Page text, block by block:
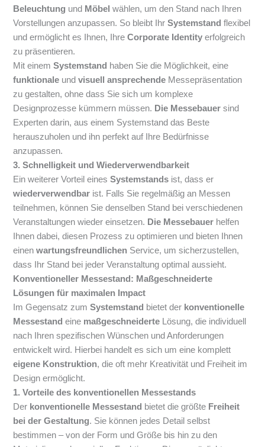
Beleuchtung und Möbel wählen, um den Stand nach Ihren
Vorstellungen anzupassen. So bleibt IhrSystemstand flexibel
und ermöglicht es Ihnen, IhreCorporate Identity erfolgreich
zu präsentieren.
Mit einemSystemstand haben Sie die Möglichkeit, eine
funktionale undvisuell ansprechende Messepräsentation
zu gestalten, ohne dass Sie sich um komplexe
Designprozesse kümmern müssen. Die Messebauer sind
Experten darin, aus einem Systemstand das Beste
herauszuholen und ihn perfekt auf Ihre Bedürfnisse
anzupassen.
3. Schnelligkeit und Wiederverwendbarkeit
Ein weiterer Vorteil einesSystemstands ist, dass er
wiederverwendbar ist. Falls Sie regelmäßig an Messen
teilnehmen, können Sie denselben Stand bei verschiedenen
Veranstaltungen wieder einsetzen. Die Messebauer helfen
Ihnen dabei, diesen Prozess zu optimieren und bieten Ihnen
einenwartungsfreundlichen Service, um sicherzustellen,
dass Ihr Stand bei jeder Veranstaltung optimal aussieht.
Konventioneller Messestand: Maßgeschneiderte
Lösungen für maximalen Impact
Im Gegensatz zumSystemstand bietet der konventionelle
Messestand eine maßgeschneiderte Lösung, die individuell
nach Ihren spezifischen Wünschen und Anforderungen
entwickelt wird. Hierbei handelt es sich um eine komplett
eigene Konstruktion, die oft mehr Kreativität und Freiheit im
Design ermöglicht.
1. Vorteile des konventionellen Messestands
Der konventionelle Messestand bietet die größte Freiheit
bei der Gestaltung. Sie können jedes Detail selbst
bestimmen – von der Form und Größe bis hin zu den